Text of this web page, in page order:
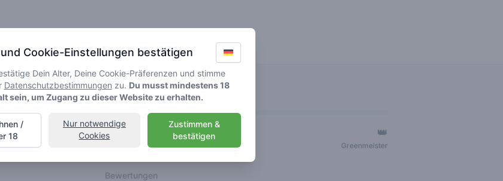
Freunde
🥦
Spaceranger
👑
Greenmeister
Bewertungen
Cookie-Einstellungen bestätigen
Dein Alter, Deine Cookie-Präferenzen und stimme
Datenschutzbestimmungen zu. Du musst mindestens 18
sein, um Zugang zu dieser Website zu erhalten.
Zustimmen &
bestätigen
Nur notwendige
Cookies
/
18